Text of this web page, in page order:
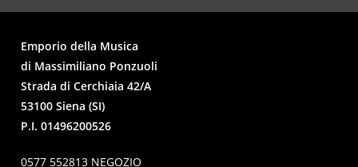
Emporio della Musica
di Massimiliano Ponzuoli
Strada di Cerchiaia 42/A
53100 Siena (SI)
P.I. 01496200526
0577 552813 NEGOZIO